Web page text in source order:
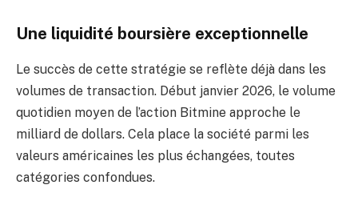
Une liquidité boursière exceptionnelle
Le succès de cette stratégie se reflète déjà dans les
volumes de transaction. Début janvier 2026, le volume
quotidien moyen de l’action Bitmine approche le
milliard de dollars. Cela place la société parmi les
valeurs américaines les plus échangées, toutes
catégories confondues.